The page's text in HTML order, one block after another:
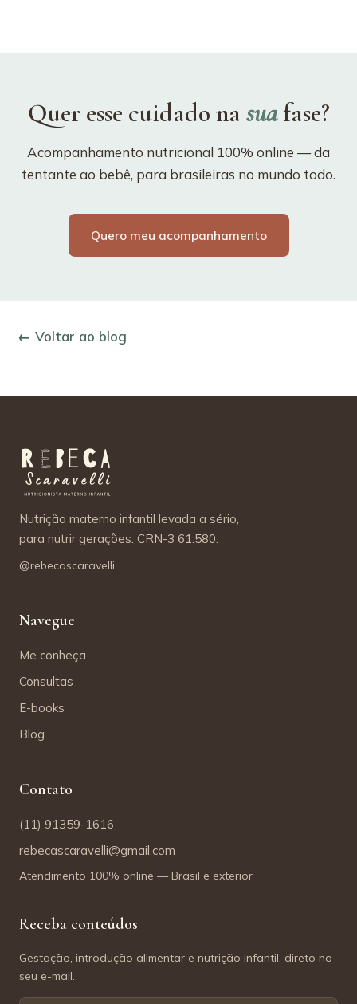
Quer esse cuidado nasuafase?
Acompanhamento nutricional 100% online — da
tentante ao bebê, para brasileiras no mundo todo.
Quero meu acompanhamento
← Voltar ao blog
Nutrição materno infantil levada a sério,
para nutrir gerações. CRN-3 61.580.
@rebecascaravelli
Navegue
Me conheça
Consultas
E-books
Blog
Contato
(11) 91359-1616
rebecascaravelli@gmail.com
Atendimento 100% online — Brasil e exterior
Receba conteúdos
Gestação, introdução alimentar e nutrição infantil, direto no
seu e-mail.